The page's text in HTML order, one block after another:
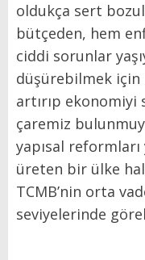
oldukça sert
bütçeden, hem
ciddi sorunlar
düşürebilmek için
artırıp
çaremiz
yapısal
üreten bir ülke
TCMB’nin orta
seviyelerinde